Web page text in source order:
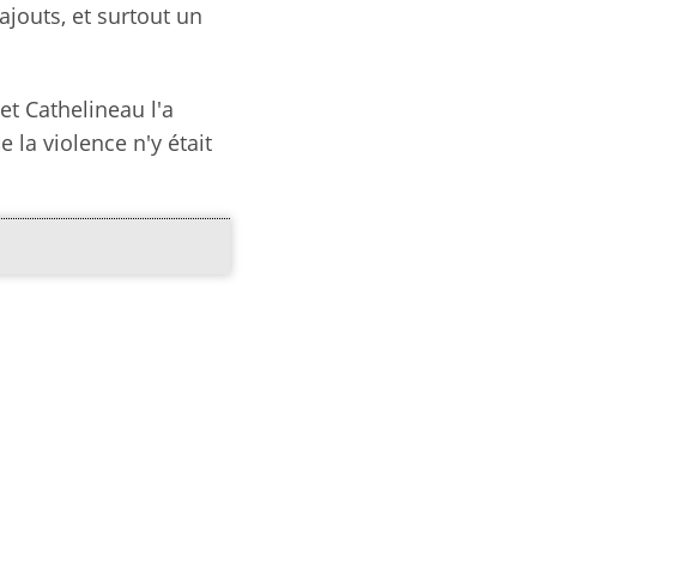
et surtout un
Cathelineau l'a
la violence n'y était